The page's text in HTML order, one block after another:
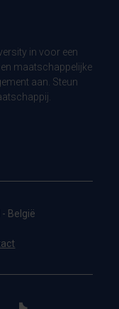
in voor een
maatschappelijke
aan. Steun
België